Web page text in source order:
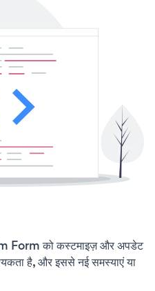
Form को कस्टमाइज़ और अपडेट
है, और इससे नई समस्याएं या